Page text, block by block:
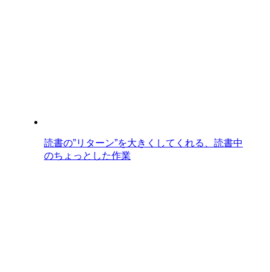
読書の”リターン”を大きくしてくれる、読書中
のちょっとした作業